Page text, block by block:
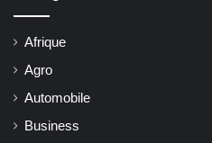
Afrique
Agro
Automobile
Business